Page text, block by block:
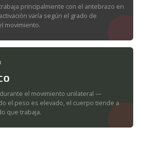
principalmente con el antebrazo en
varía según el grado de
movimiento.
el movimiento unilateral —
el peso es elevado, el cuerpo tiende a
que trabaja.